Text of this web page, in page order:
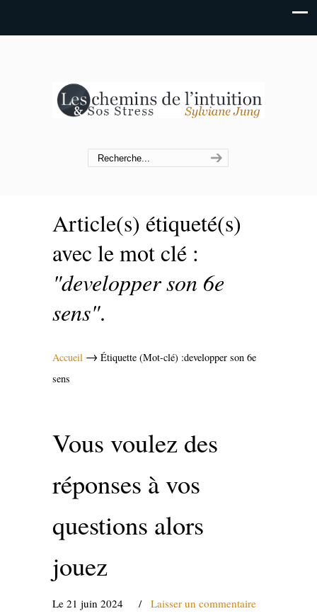
Article(s) étiqueté(s)
avec le mot clé :
"developper son 6e
sens".
Accueil → Étiquette (Mot-clé) :developper son 6e
sens
Vous voulez des
réponses à vos
questions alors
jouez
Le 21 juin 2024 / Laisser un commentaire